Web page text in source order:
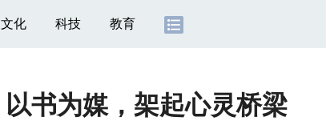
文化 科技 教育
以书为媒，架起心灵桥梁